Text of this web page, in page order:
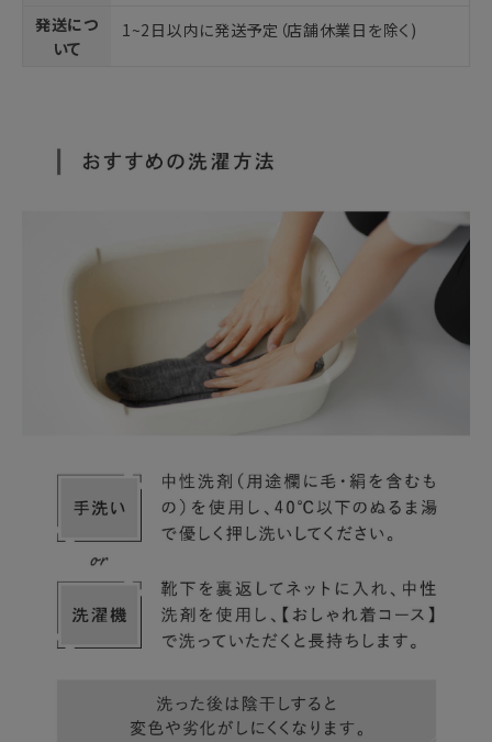
発送につ
いて
1~2日以内に発送予定（店舗休業日を除く)